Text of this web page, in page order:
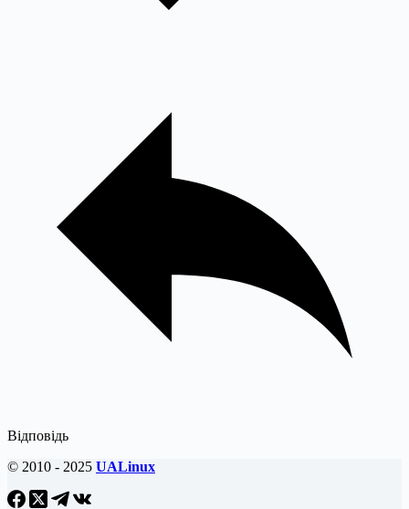
Відповідь
© 2010 - 2025 UALinux